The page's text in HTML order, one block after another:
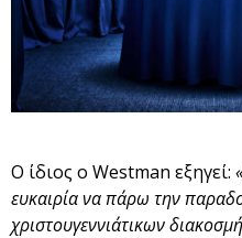
Ο ίδιος ο Westman εξηγεί:
ευκαιρία να πάρω την
χριστουγεννιάτικων